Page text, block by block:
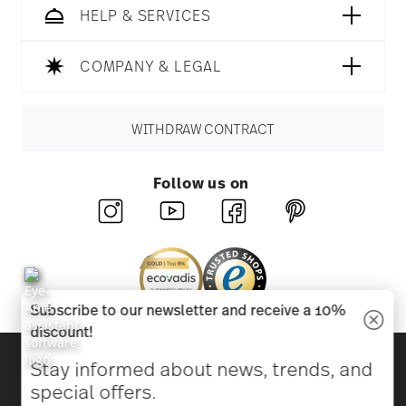
HELP & SERVICES
COMPANY & LEGAL
WITHDRAW CONTRACT
Follow us on
Beauty & functionality for your home
Subscribe to our newsletter and receive a 10%
discount!
Stay informed about news, trends, and
special offers.